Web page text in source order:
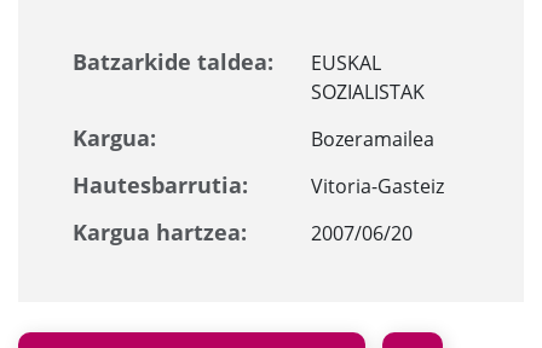
Batzarkide taldea:
EUSKAL
SOZIALISTAK
Kargua: Bozeramailea
Hautesbarrutia: Vitoria-Gasteiz
Kargua hartzea: 2007/06/20